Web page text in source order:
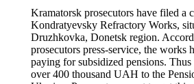
Kramatorsk prosecutors have filed a
Kondratyevsky Refractory Works,
Druzhkovka, Donetsk region.
prosecutors press-service, the works
paying for subsidized pensions. Thus
over 400 thousand UAH to the